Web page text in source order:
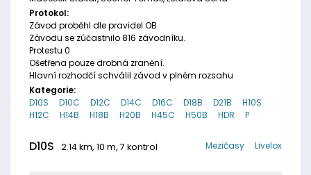
Protokol:
Závod proběhl dle pravidel OB.
Závodu se zúčastnilo 816 závodníku.
Protestu 0
Ošetřena pouze drobná zranění.
Hlavní rozhodčí schválil závod v plném rozsahu
Kategorie:
D10S
D10C D12C D14C D16C D18B D21B
H10S
H12C
H14B H18B H20B H45C H50B HDR P
D10S 2.14 km, 10 m, 7 kontrol Livelox
Mezičasy